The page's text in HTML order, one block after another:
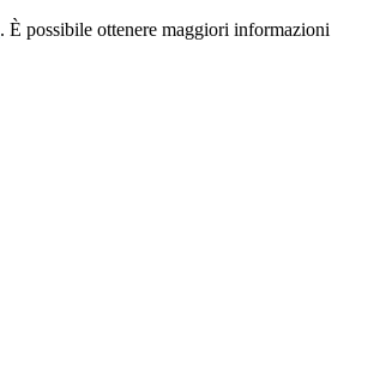
. È possibile ottenere maggiori informazioni